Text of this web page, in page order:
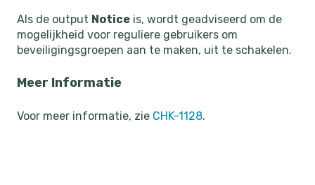
Als de output Notice is, wordt geadviseerd om de
mogelijkheid voor reguliere gebruikers om
beveiligingsgroepen aan te maken, uit te schakelen.
Meer Informatie
Voor meer informatie, zie CHK-1128.